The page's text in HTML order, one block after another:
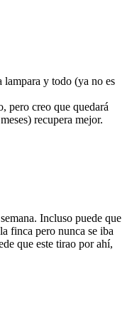
lampara y todo (ya no es
pero creo que quedará
recupera mejor.
Incluso puede que
finca pero nunca se iba
que este tirao por ahí,